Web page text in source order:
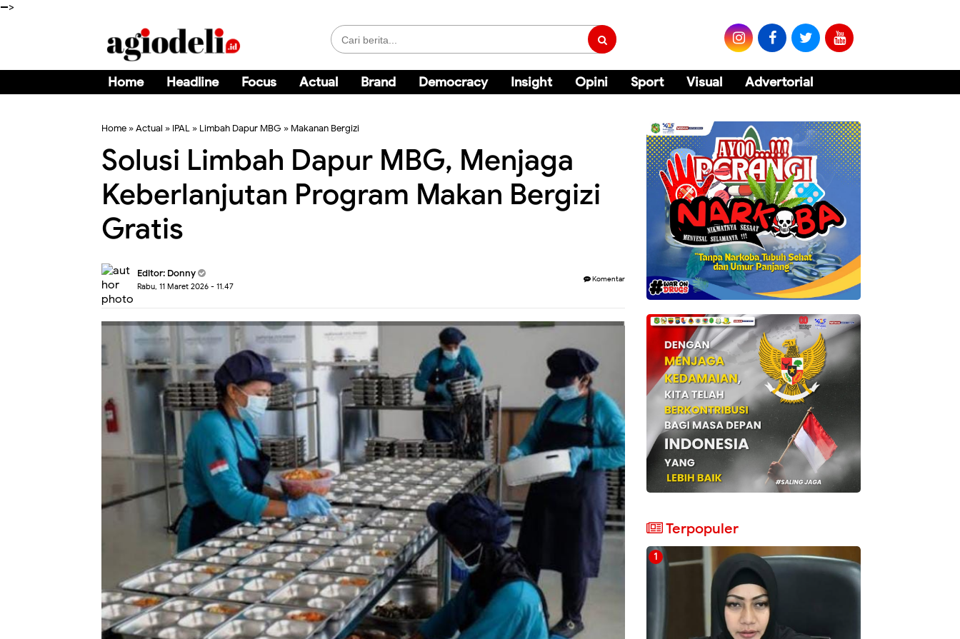
-->
Home Headline Focus Actual Brand Democracy Insight Opini Sport Visual Advertorial
Home »Actual » IPAL » Limbah Dapur MBG » Makanan Bergizi
Solusi Limbah Dapur MBG, Menjaga
Keberlanjutan Program Makan Bergizi
Gratis
Editor: Donny
Rabu, 11 Maret 2026 - 11.47
Komentar
Terpopuler